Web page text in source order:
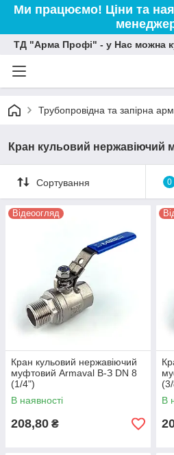
Ми працюємо! Ціни та
ТД "Арма Профі" - у Нас можна
Трубопровідна та запірна
Кран кульовий нержавіючий
Сортування 0
Відеоогляд
Кран кульовий нержавіючий
муфтовий Armaval В-З DN 8
(1/4")
В наявності
208,80 ₴
В